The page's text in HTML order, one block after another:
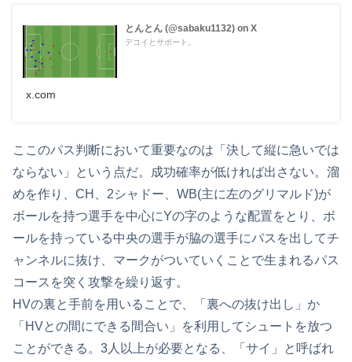
とんとん (@sabaku1132) on X
デコイとサポート。
x.com
ここのパス判断において重要なのは「決して縦に急いでは
ならない」という点だ。成功確率が低ければ出さない。溜
めを作り、CH、2シャドー、WB(主に左のグリマルド)が
ボールを持つ選手を中心にYの字のような配置をとり、ボ
ールを持っている中央の選手が脇の選手にパスを出してチ
ャンネルに抜け、マークがついていくことで生まれるパス
コースを突く攻撃を繰り返す。
HVの裏と手前を用いることで、「裏への抜け出し」か
「HVとの間にできる間合い」を利用してシュートを放つ
ことができる。3人以上が必要となる、「サイ」と呼ばれ